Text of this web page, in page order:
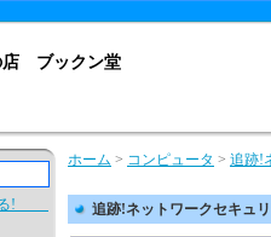
店 ブックン堂
る!
ホーム > コンピュータ > 追跡!
追跡!ネットワークセキ